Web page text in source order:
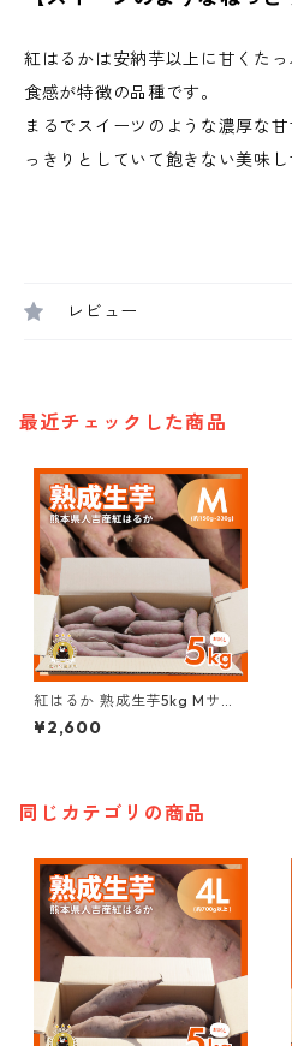
紅はるかは安納芋以上に甘くた
食感が特徴の品種です。
まるでスイーツのような濃厚な
っきりとしていて飽きない美味し
レビュー
最近チェックした商品
紅はるか 熟成生芋5kg Mサイ
ズ (約150g~230g/本)
¥2,600
同じカテゴリの商品